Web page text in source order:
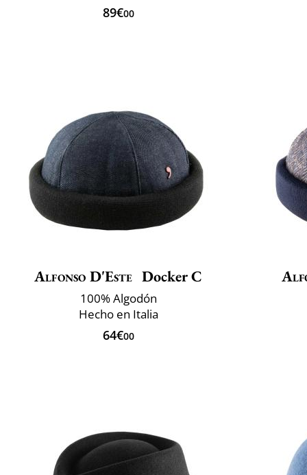
89€00
Alfonso D'Este Docker C
100% Algodón
Hecho en Italia
64€00